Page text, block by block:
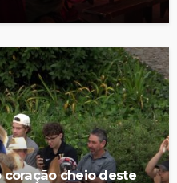
coração cheio deste